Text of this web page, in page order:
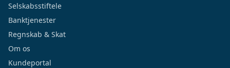
Selskabsstiftele
Banktjenester
Regnskab & Skat
Om os
Kundeportal